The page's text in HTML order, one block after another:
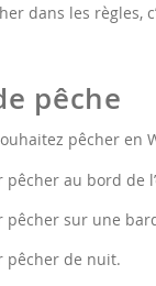
dans les
pêche
pêcher
au bord de
pêcher sur une
pêcher de nuit.